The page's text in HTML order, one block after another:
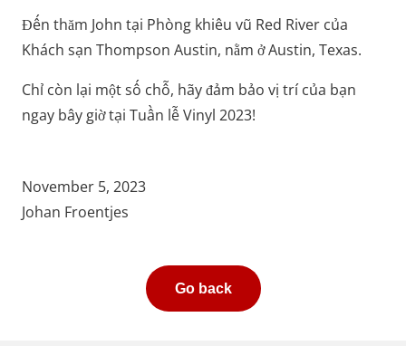
Đến thăm John tại Phòng khiêu vũ Red River của
Khách sạn Thompson Austin, nằm ở Austin, Texas.
Chỉ còn lại một số chỗ, hãy đảm bảo vị trí của bạn
ngay bây giờ tại Tuần lễ Vinyl 2023!
November 5, 2023
Johan Froentjes
Go back